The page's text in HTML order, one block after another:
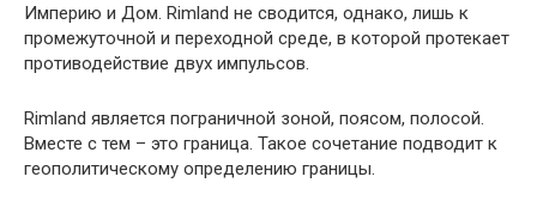
Империю и Дом. Rimland не сводится, однако, лишь к
промежуточной и переходной среде, в которой протекает
противодействие двух импульсов.
Rimland является пограничной зоной, поясом, полосой.
Вместе с тем – это граница. Такое сочетание подводит к
геополитическому определению границы.